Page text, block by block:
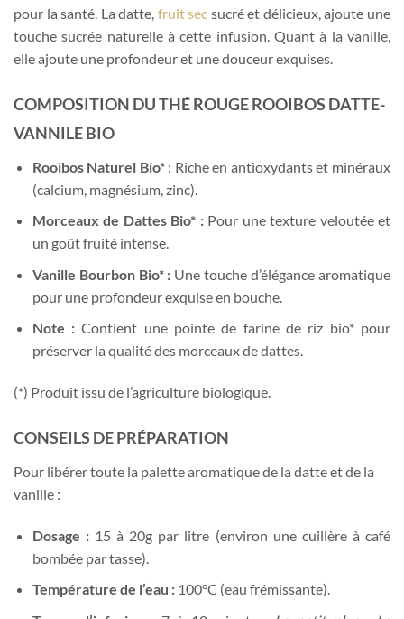
pour la santé. La datte, fruit sec sucré et délicieux, ajoute une
touche sucrée naturelle à cette infusion. Quant à la vanille,
elle ajoute une profondeur et une douceur exquises.
COMPOSITION DU THÉ ROUGE ROOIBOS DATTE-
VANNILE BIO
Rooibos Naturel Bio*: Riche en antioxydants et minéraux
(calcium, magnésium, zinc).
Morceaux de Dattes Bio* :Pour une texture veloutée et
un goût fruité intense.
Vanille Bourbon Bio* : Une touche d’élégance aromatique
pour une profondeur exquise en bouche.
Note : Contient une pointe de farine de riz bio* pour
préserver la qualité des morceaux de dattes.
(*) Produit issu de l’agriculture biologique.
CONSEILS DE PRÉPARATION
Pour libérer toute la palette aromatique de la datte et de la
vanille :
Dosage :15 à 20g par litre (environ une cuillère à café
bombée par tasse).
Température de l’eau :100°C (eau frémissante).